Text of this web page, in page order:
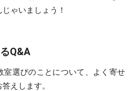
ゃいましょう！
Q&A
室選びのことについて、よく寄せ
えします。